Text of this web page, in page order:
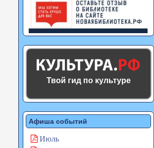
Твой гид по культуре
Афиша событий
Июль